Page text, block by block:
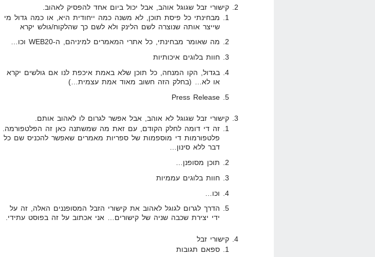
קישורי זבל שגוגל אוהב, אבל יכול ביום אחד להפסיק לאהוב.
מבחינתי כל פיסת תוכן, לא משנה כמה ייחודית היא, או כמה גדול מי
שייצר אותה שנוצרה לשם הלינק ולא לשם כך שהלקוח/גולש יקרא
מה שאומר מבחינתי, כל אתרי המאמרים למיניהם, ה-WEB20 וכו…
חוות בלוגים איכותיות
בגדול, הקו המנחה, כל תוכן שלא באמת איכפת לנו אם גולשים יקרא
או לא… (בחלק הזה חשוב מאוד אמת עצמית…)
Press Release
קישורי זבל שגוגל לא אוהב, אבל אפשר לגרום לו לאהוב אותם.
זה די דומה לחלק הקודם, עם זאת מה שמשתנה כאן זה הפלטפורמה.
פלטפורמות די מוספמות של ספריות מאמרים שאפשר להכניס שם כל
דבר ללא סינון…
תוכן מסופנן…
חוות בלוגים עממיות
וכו…
הדרך לגרום לגוגל לאהוב את קישורי הזבל המסופננים האלה, זה על
ידי יצירת שכבה שניה של קישורים… אני אכתוב על זה בפוסט עתידי.
קישורי זבל
ספאם תגובות